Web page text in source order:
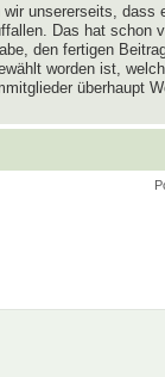
unsererseits,
Das hat
den fertigen
worden ist,
überhaupt